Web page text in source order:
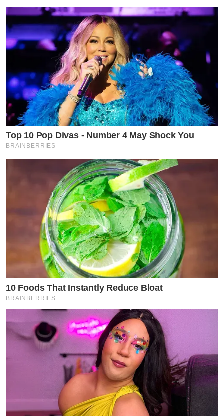
Top 10 Pop Divas - Number 4 May Shock You
BRAINBERRIES
10 Foods That Instantly Reduce Bloat
BRAINBERRIES